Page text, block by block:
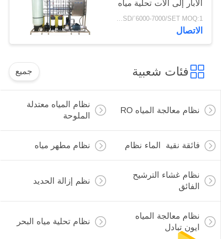
الآبار إلى آلات تحلية مياه
الشرب لمحطة مياه
الشرب
USD/`6000-7000/SET MOQ:1 مجموعة
الاتصال
فئات شعبية جميع
نظام معالجة المياه RO
نظام المياه معتدلة
الملوحة
فائقة نقية الماء نظام نظام مطهر مياه
نظام غشاء الترشيح
الفائق
نظم إزالة الحديد
نظام معالجة المياه
ايون تبادل
نظام تحلية مياه البحر